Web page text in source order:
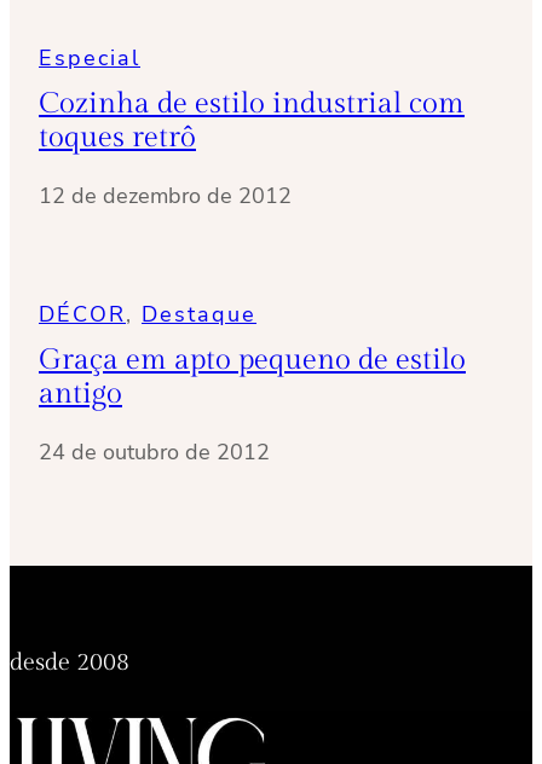
Especial
Cozinha de estilo industrial com
toques retrô
12 de dezembro de 2012
DÉCOR, Destaque
Graça em apto pequeno de estilo
antigo
24 de outubro de 2012
desde 2008